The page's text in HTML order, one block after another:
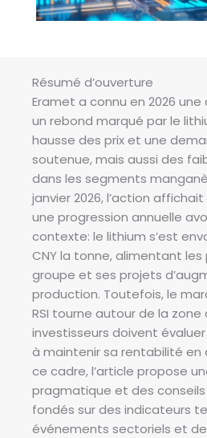
Résumé d’ouverture
Eramet a connu en 2026
un rebond marqué par le
hausse des prix et une
soutenue, mais aussi des
dans les segments
janvier 2026, l’action
une progression annuelle
contexte: le lithium s’est
CNY la tonne, alimentant
groupe et ses projets
production. Toutefois, le
RSI tourne autour de la
investisseurs doivent
à maintenir sa rentabilité en
ce cadre, l’article propose
pragmatique et des conseils
fondés sur des indicateurs
événements sectoriels et